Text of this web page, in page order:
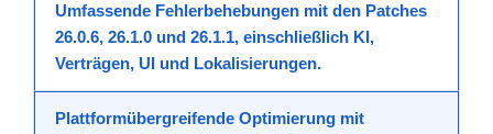
Umfassende Fehlerbehebungen mit den Patches
26.0.6, 26.1.0 und 26.1.1, einschließlich KI,
Verträgen, UI und Lokalisierungen.
Plattformübergreifende Optimierung mit